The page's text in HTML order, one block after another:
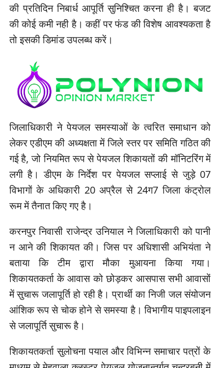
की प्रतिदिन निबार्ध आपूर्ति सुनिश्चित करना ही है। बजट
की कोई कमी नही है। कहीं पर फंड की विशेष आवश्यकता है
तो इसकी डिमांड उपलब्ध करें।
जिलाधिकारी ने पेयजल समस्याओं के त्वरित समाधान को
लेकर एडीएम की अध्यक्षता में जिले स्तर पर समिति गठित की
गई है, जो नियमित रूप से पेयजल शिकायतों की मॉनिटरिंग में
लगी है। डीएम के निर्देश पर पेयजल सप्लाई से जुड़े 07
विभागों के अधिकारी 20 अप्रैल से 24ग7 जिला कंट्रोल
रूम में तैनात किए गए है।
करनपुर निवासी राजेन्द्र उनियाल ने जिलाधिकारी को पानी
न आने की शिकायत की। जिस पर अधिशासी अभियंता ने
बताया कि टीम द्वारा मौका मुआयना किया गया।
शिकायतकर्ता के आवास को छोड़कर आसपास सभी आवासों
में सुचारू जलापूर्ति हो रही है। प्रार्थी का निजी जल संयोजन
आंशिक रूप से चोक होने से समस्या है। विभागीय पाइपलाइन
से जलापूर्ति सुचारू है।
शिकायतकर्ता सुलोचना पयाल और विभिन्न समाचार पत्रों के